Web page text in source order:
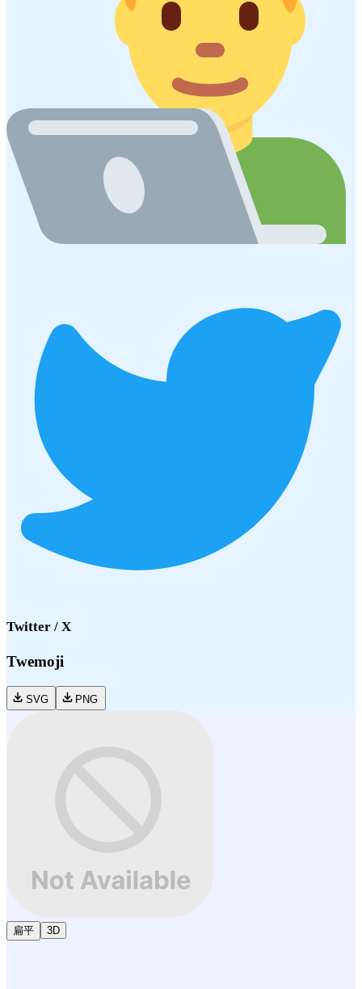
Twitter / X
Twemoji
SVG PNG
扁平 3D